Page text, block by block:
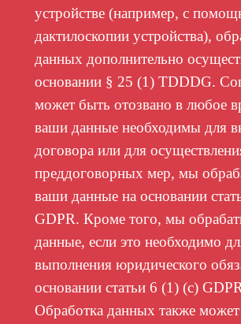
устройстве (например, с
дактилоскопии устройства),
данных дополнительно
основании § 25 (1) TDDDG.
может быть отозвано в любое
ваши данные необходимы для
договора или для
преддоговорных мер, мы
ваши данные на основании
GDPR. Кроме того, мы
данные, если это необходимо
выполнения юридического
основании статьи 6 (1) (c)
Обработка данных также может